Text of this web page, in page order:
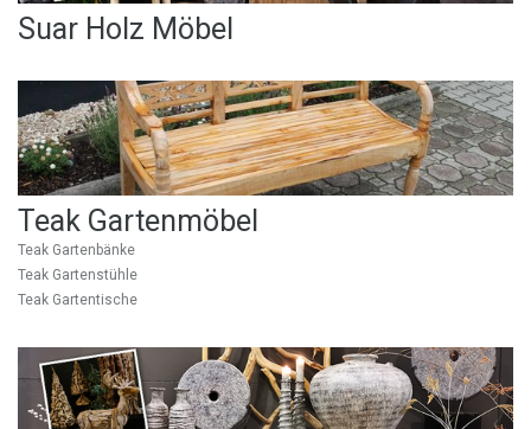
Suar Holz Möbel
Teak Gartenmöbel
Teak Gartenbänke
Teak Gartenstühle
Teak Gartentische